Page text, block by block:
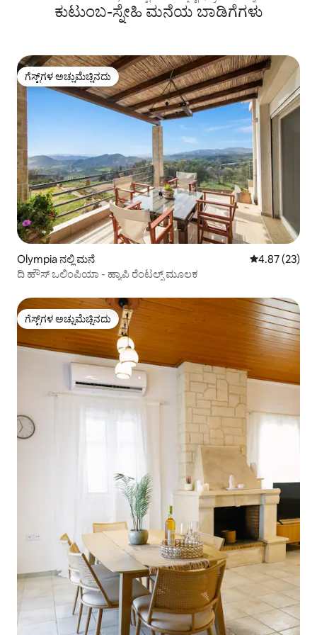
ಕುಟುಂಬ-ಸ್ನೇಹಿ ಮನೆಯ ಬಾಡಿಗೆಗಳು
ಗೆಸ್ಟ್‌ಗಳ ಅಚ್ಚುಮೆಚ್ಚಿನದು
ಗೆಸ್ಟ್‌ಗಳ ಅಚ್ಚುಮೆಚ್ಚಿನದು
Olympia ನಲ್ಲಿ ಮನೆ 5 ರಲ್ಲಿ 4.87
4.87 (23)
ದಿ ಹೌಸ್ ಒಲಿಂಪಿಯಾ - ಹ್ಯಾಪಿ ರೆಂಟಲ್ಸ್ ಮೂಲಕ
ಗೆಸ್ಟ್‌ಗಳ ಅಚ್ಚುಮೆಚ್ಚಿನದು
ಗೆಸ್ಟ್‌ಗಳ ಅಚ್ಚುಮೆಚ್ಚಿನದು